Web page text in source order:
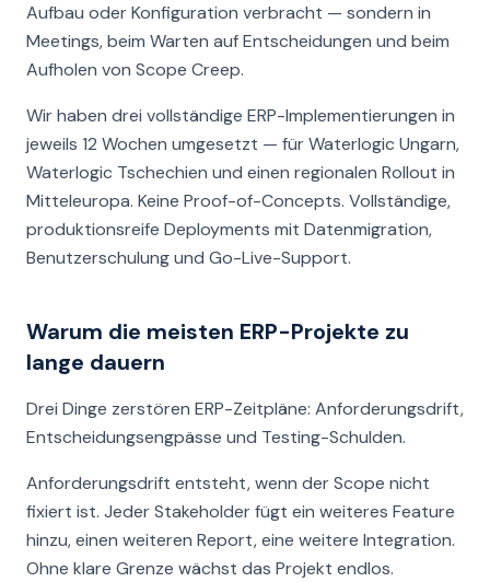
Aufbau oder Konfiguration verbracht — sondern in
Meetings, beim Warten auf Entscheidungen und beim
Aufholen von Scope Creep.
Wir haben drei vollständige ERP-Implementierungen in
jeweils 12 Wochen umgesetzt — für Waterlogic Ungarn,
Waterlogic Tschechien und einen regionalen Rollout in
Mitteleuropa. Keine Proof-of-Concepts. Vollständige,
produktionsreife Deployments mit Datenmigration,
Benutzerschulung und Go-Live-Support.
Warum die meisten ERP-Projekte zu
lange dauern
Drei Dinge zerstören ERP-Zeitpläne: Anforderungsdrift,
Entscheidungsengpässe und Testing-Schulden.
Anforderungsdrift entsteht, wenn der Scope nicht
fixiert ist. Jeder Stakeholder fügt ein weiteres Feature
hinzu, einen weiteren Report, eine weitere Integration.
Ohne klare Grenze wächst das Projekt endlos.